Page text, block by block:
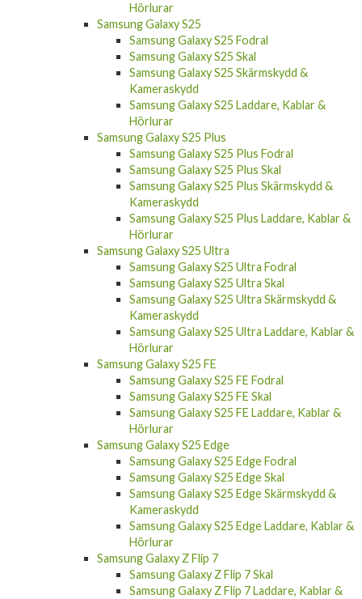
Hörlurar
Samsung Galaxy S25
Samsung Galaxy S25 Fodral
Samsung Galaxy S25 Skal
Samsung Galaxy S25 Skärmskydd &
Kameraskydd
Samsung Galaxy S25 Laddare, Kablar &
Hörlurar
Samsung Galaxy S25 Plus
Samsung Galaxy S25 Plus Fodral
Samsung Galaxy S25 Plus Skal
Samsung Galaxy S25 Plus Skärmskydd &
Kameraskydd
Samsung Galaxy S25 Plus Laddare, Kablar &
Hörlurar
Samsung Galaxy S25 Ultra
Samsung Galaxy S25 Ultra Fodral
Samsung Galaxy S25 Ultra Skal
Samsung Galaxy S25 Ultra Skärmskydd &
Kameraskydd
Samsung Galaxy S25 Ultra Laddare, Kablar &
Hörlurar
Samsung Galaxy S25 FE
Samsung Galaxy S25 FE Fodral
Samsung Galaxy S25 FE Skal
Samsung Galaxy S25 FE Laddare, Kablar &
Hörlurar
Samsung Galaxy S25 Edge
Samsung Galaxy S25 Edge Fodral
Samsung Galaxy S25 Edge Skal
Samsung Galaxy S25 Edge Skärmskydd &
Kameraskydd
Samsung Galaxy S25 Edge Laddare, Kablar &
Hörlurar
Samsung Galaxy Z Flip 7
Samsung Galaxy Z Flip 7 Skal
Samsung Galaxy Z Flip 7 Laddare, Kablar &